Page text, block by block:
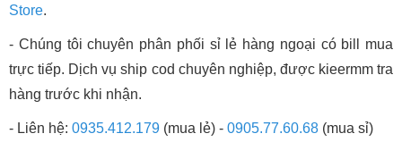
Store.
- Chúng tôi chuyên phân phối sỉ lẻ hàng ngoại có bill mua
trực tiếp. Dịch vụ ship cod chuyên nghiệp, được kieermm tra
hàng trước khi nhận.
- Liên hệ: 0935.412.179 (mua lẻ) - 0905.77.60.68 (mua sỉ)